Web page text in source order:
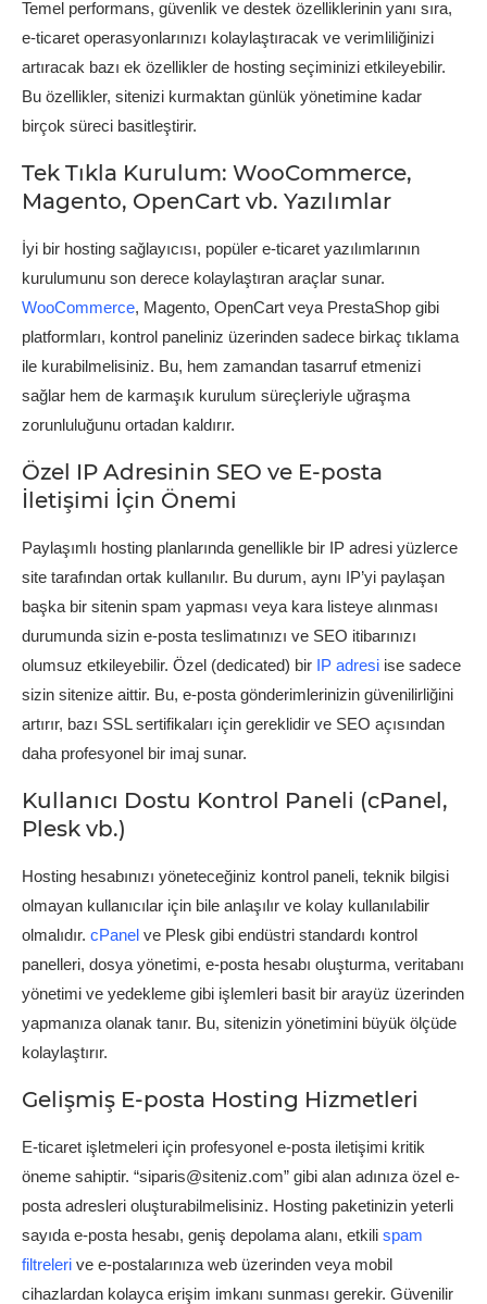
Temel performans, güvenlik ve destek özelliklerinin yanı sıra,
e-ticaret operasyonlarınızı kolaylaştıracak ve verimliliğinizi
artıracak bazı ek özellikler de hosting seçiminizi etkileyebilir.
Bu özellikler, sitenizi kurmaktan günlük yönetimine kadar
birçok süreci basitleştirir.
Tek Tıkla Kurulum: WooCommerce,
Magento, OpenCart vb. Yazılımlar
İyi bir hosting sağlayıcısı, popüler e-ticaret yazılımlarının
kurulumunu son derece kolaylaştıran araçlar sunar.
WooCommerce, Magento, OpenCart veya PrestaShop gibi
platformları, kontrol paneliniz üzerinden sadece birkaç tıklama
ile kurabilmelisiniz. Bu, hem zamandan tasarruf etmenizi
sağlar hem de karmaşık kurulum süreçleriyle uğraşma
zorunluluğunu ortadan kaldırır.
Özel IP Adresinin SEO ve E-posta
İletişimi İçin Önemi
Paylaşımlı hosting planlarında genellikle bir IP adresi yüzlerce
site tarafından ortak kullanılır. Bu durum, aynı IP’yi paylaşan
başka bir sitenin spam yapması veya kara listeye alınması
durumunda sizin e-posta teslimatınızı ve SEO itibarınızı
olumsuz etkileyebilir. Özel (dedicated) bir IP adresi ise sadece
sizin sitenize aittir. Bu, e-posta gönderimlerinizin güvenilirliğini
artırır, bazı SSL sertifikaları için gereklidir ve SEO açısından
daha profesyonel bir imaj sunar.
Kullanıcı Dostu Kontrol Paneli (cPanel,
Plesk vb.)
Hosting hesabınızı yöneteceğiniz kontrol paneli, teknik bilgisi
olmayan kullanıcılar için bile anlaşılır ve kolay kullanılabilir
olmalıdır. cPanel ve Plesk gibi endüstri standardı kontrol
panelleri, dosya yönetimi, e-posta hesabı oluşturma, veritabanı
yönetimi ve yedekleme gibi işlemleri basit bir arayüz üzerinden
yapmanıza olanak tanır. Bu, sitenizin yönetimini büyük ölçüde
kolaylaştırır.
Gelişmiş E-posta Hosting Hizmetleri
E-ticaret işletmeleri için profesyonel e-posta iletişimi kritik
öneme sahiptir. “siparis@siteniz.com” gibi alan adınıza özel e-
posta adresleri oluşturabilmelisiniz. Hosting paketinizin yeterli
sayıda e-posta hesabı, geniş depolama alanı, etkili spam
filtreleri ve e-postalarınıza web üzerinden veya mobil
cihazlardan kolayca erişim imkanı sunması gerekir. Güvenilir